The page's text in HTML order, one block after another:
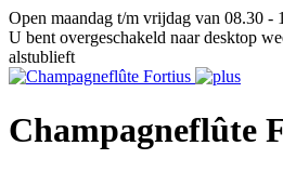
Open maandag t/m vrijdag van 08.30 -
U bent overgeschakeld naar desktop
alstublieft
Champagneflûte